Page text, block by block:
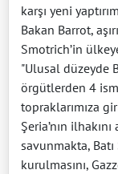
karşı yeni
Bakan Barrot,
Smotrich’in
"Ulusal düzeyde
örgütlerden 4
topraklarımıza
Şeria’nın
savunmakta,
kurulmasını,